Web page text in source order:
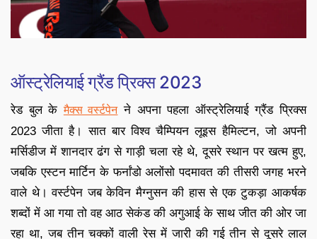
ऑस्ट्रेलियाई ग्रैंड प्रिक्स 2023
रेड बुल केमैक्स वर्स्टपेनने अपना पहला ऑस्ट्रेलियाई ग्रैंड प्रिक्स
2023 जीता है। सात बार विश्व चैम्पियन लूइस हैमिल्टन, जो अपनी
मर्सिडीज में शानदार ढंग से गाड़ी चला रहे थे, दूसरे स्थान पर खत्म हुए,
जबकि एस्टन मार्टिन के फर्नांडो अलोंसो पदमावत की तीसरी जगह भरने
वाले थे। वर्स्टपेन जब केविन मैग्नुसन की हास से एक टुकड़ा आकर्षक
शब्दों में आ गया तो वह आठ सेकंड की अगुआई के साथ जीत की ओर जा
रहा था, जब तीन चक्कों वाली रेस में जारी की गई तीन से दूसरे लाल